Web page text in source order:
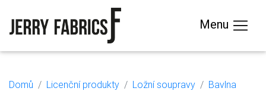
Menu
Domů Licenční produkty Ložní soupravy
Bavlna